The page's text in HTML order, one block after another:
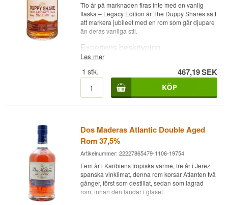
Tio år på marknaden firas inte med en vanlig
flaska – Legacy Edition är The Duppy Shares sätt
att markera jubileet med en rom som går djupare
än deras vanliga stil.
Expertens beskrivning
Karibisk Spiced Rom sammansatt av rom från
Jamaica och Barbados, lagrad upp till 10 år på
ex-bourbonfat och buteljerad vid 40%.
Blandningen bygger på rom från Jamaica och
Barbados, tillsatt en noggrant utvald
sammansättning av kryddor som ger flaskan ett
djup och en sofistikering bolaget inte tidigare
uppnått i sina standardutgåvor. Endast ett
begränsat antal flaskor finns, och när de är slut
kommer utgåvan inte tillbaka.
Smaknoter
Les mer
1 stk. 467,19SEK
Dos Maderas Atlantic Double Aged
Rom 37,5%
Artikelnummer: 22227865479-1106-19754
Fem år i Karibiens tropiska värme, tre år i Jerez
spanska vinklimat, denna rom korsar Atlanten två
gånger, först som destillat, sedan som lagrad
rom, innan den landar i glaset.